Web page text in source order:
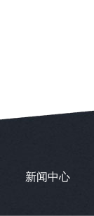
新闻中心